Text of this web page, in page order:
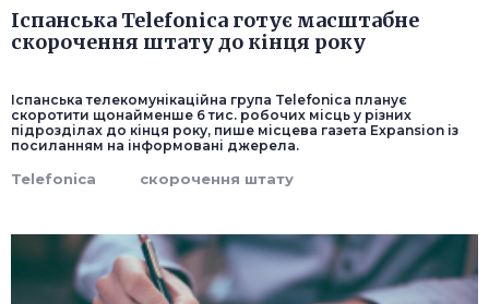
Іспанська Telefonica готує масштабне
скорочення штату до кінця року
Іспанська телекомунікаційна група Telefonica планує
скоротити щонайменше 6 тис. робочих місць у різних
підрозділах до кінця року, пише місцева газета Expansion із
посиланням на інформовані джерела.
Telefonica скорочення штату